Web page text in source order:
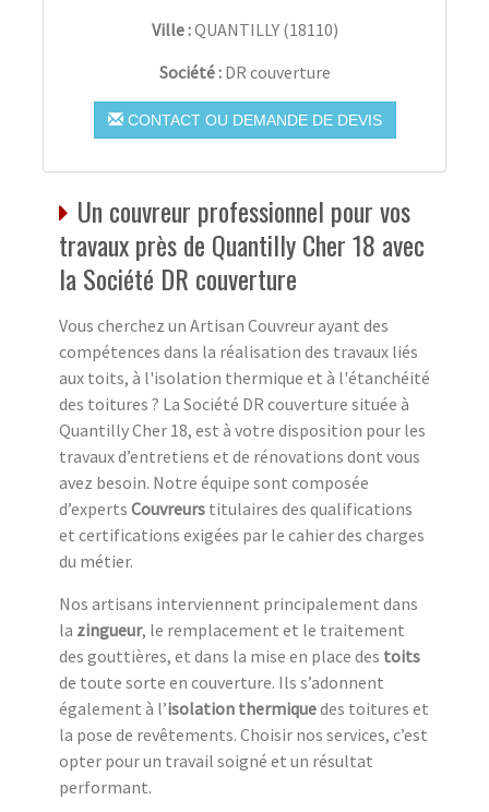
Ville :QUANTILLY(18110)
Société : DR couverture
CONTACT OU DEMANDE DE DEVIS
Un couvreur professionnel pour vos
travaux près de Quantilly Cher 18 avec
la Société DR couverture
Vous cherchez un Artisan Couvreur ayant des
compétences dans la réalisation des travaux liés
aux toits, à l'isolation thermique et à l'étanchéité
des toitures ? La Société DR couverture située à
Quantilly Cher 18, est à votre disposition pour les
travaux d’entretiens et de rénovations dont vous
avez besoin. Notre équipe sont composée
d’experts Couvreurs titulaires des qualifications
et certifications exigées par le cahier des charges
du métier.
Nos artisans interviennent principalement dans
la zingueur, le remplacement et le traitement
des gouttières, et dans la mise en place des toits
de toute sorte en couverture. Ils s’adonnent
également à l’isolation thermiquedes toitures et
la pose de revêtements. Choisir nos services, c’est
opter pour un travail soigné et un résultat
performant.